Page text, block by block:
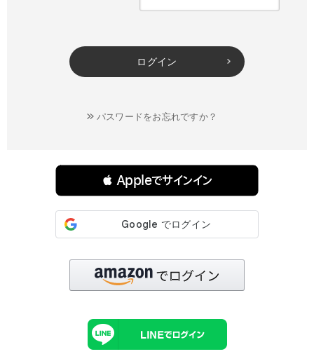
ログイン
パスワードをお忘れですか？
 Appleでサインイン